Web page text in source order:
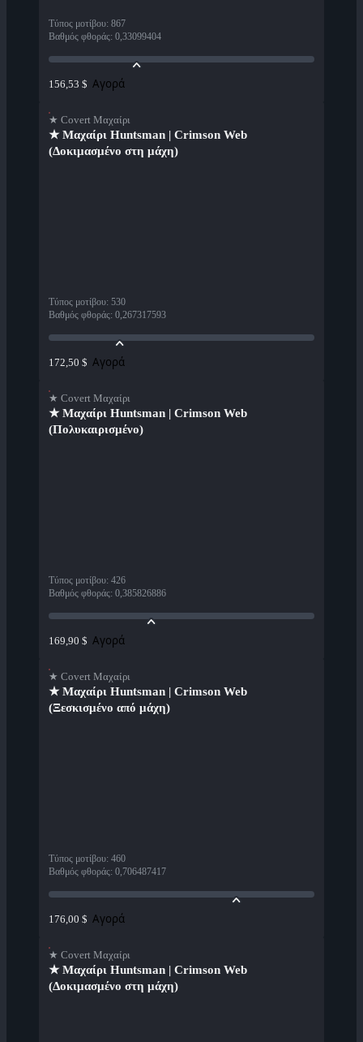
Τύπος μοτίβου: 867
Βαθμός φθοράς: 0,33099404
156,53 $ Αγορά
★ Covert Μαχαίρι
★ Μαχαίρι Huntsman | Crimson Web
(Δοκιμασμένο στη μάχη)
Τύπος μοτίβου: 530
Βαθμός φθοράς: 0,267317593
172,50 $ Αγορά
★ Covert Μαχαίρι
★ Μαχαίρι Huntsman | Crimson Web
(Πολυκαιρισμένο)
Τύπος μοτίβου: 426
Βαθμός φθοράς: 0,385826886
169,90 $ Αγορά
★ Covert Μαχαίρι
★ Μαχαίρι Huntsman | Crimson Web
(Ξεσκισμένο από μάχη)
Τύπος μοτίβου: 460
Βαθμός φθοράς: 0,706487417
176,00 $ Αγορά
★ Covert Μαχαίρι
★ Μαχαίρι Huntsman | Crimson Web
(Δοκιμασμένο στη μάχη)